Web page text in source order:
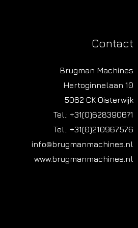
Contact
Brugman Machines
Hertoginnelaan 10
5062 CK Oisterwijk
Tel.: +31(0)628390671
Tel.: +31(0)210967576
info@brugmanmachines.nl
www.brugmanmachines.nl